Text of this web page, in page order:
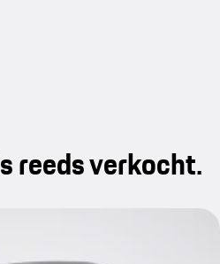
reeds verkocht.